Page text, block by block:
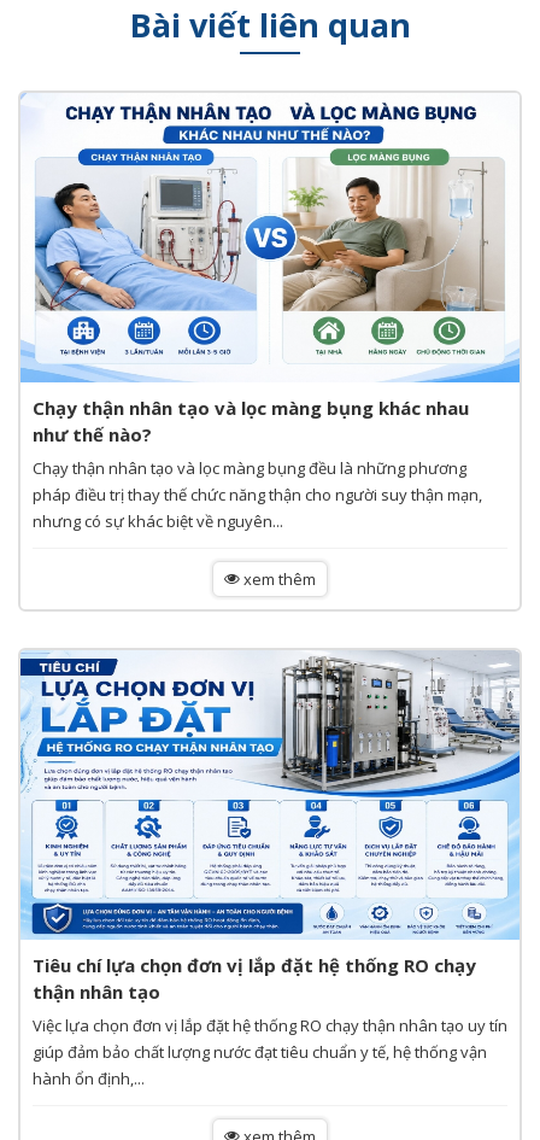
Bài viết liên quan
Chạy thận nhân tạo và lọc màng bụng khác nhau
như thế nào?
Chạy thận nhân tạo và lọc màng bụng đều là những phương
pháp điều trị thay thế chức năng thận cho người suy thận mạn,
nhưng có sự khác biệt về nguyên...
xem thêm
Tiêu chí lựa chọn đơn vị lắp đặt hệ thống RO chạy
thận nhân tạo
Việc lựa chọn đơn vị lắp đặt hệ thống RO chạy thận nhân tạo uy tín
giúp đảm bảo chất lượng nước đạt tiêu chuẩn y tế, hệ thống vận
hành ổn định,...